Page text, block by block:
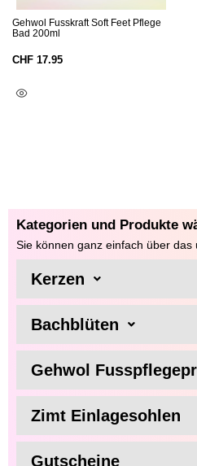
Gehwol Fusskraft Soft Feet Pflege
Bad 200ml
CHF 17.95
Kategorien und Produkte
Sie können ganz einfach über
Kerzen
Bachblüten
Gehwol
Zimt Einlagesohlen
Gutscheine